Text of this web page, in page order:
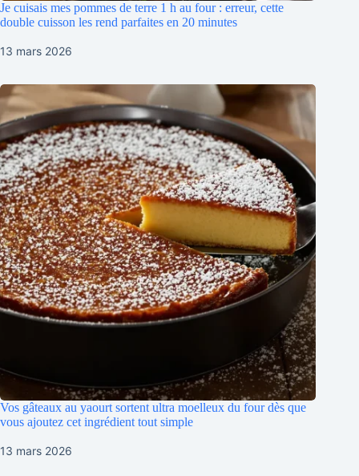
Je cuisais mes pommes de terre 1 h au four : erreur, cette
double cuisson les rend parfaites en 20 minutes
13 mars 2026
Vos gâteaux au yaourt sortent ultra moelleux du four dès que
vous ajoutez cet ingrédient tout simple
13 mars 2026